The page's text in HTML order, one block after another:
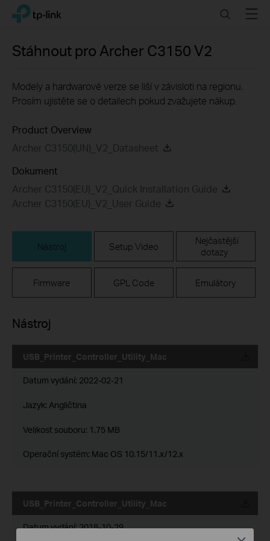
Click
navigation
TP-Link, Reliably Smart SearchMenu
Stáhnout pro Archer C3150 V2
Modely a hardwarové verze se liší v závisloti na regionu.
Prosím ujistěte se o detailech pokud zvažujete nákup.
Product Overview
Archer C3150(UN)_V2_Datasheet
Dokument
Archer C3150(EU)_V2_Quick Installation Guide
Archer C3150(EU)_V2_User Guide
Nástroj Setup Video
Nejčastější
dotazy
Firmware GPL Code Emulátory
Nástroj
USB_Printer_Controller_Utility_Mac
Datum vydání: 2022-02-21
Jazyk: Angličtina
Velikost souboru: 1.75 MB
Operační systém: Mac OS 10.15/11.x/12.x
USB_Printer_Controller_Utility_Mac
Datum vydání:2018-10-29